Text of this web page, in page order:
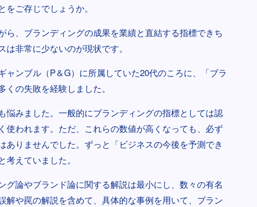
をご存じでしょうか。
ら、ブランディングの成果を業績と直結する指標できち
非常に少ないのが現状です。
ャンブル（P＆G）に所属していた20代のころに、「ブラ
の失敗を経験しました。
悩みました。一般的にブランディングの指標としては認
使われます。ただ、これらの数値が高くなっても、必ず
ありませんでした。ずっと「ビジネスの今後を予測でき
えていました。
グ論やブランド論に関する解説は最小にし、数々の有名
解や罠の解説を含めて、具体的な事例を用いて、ブラン